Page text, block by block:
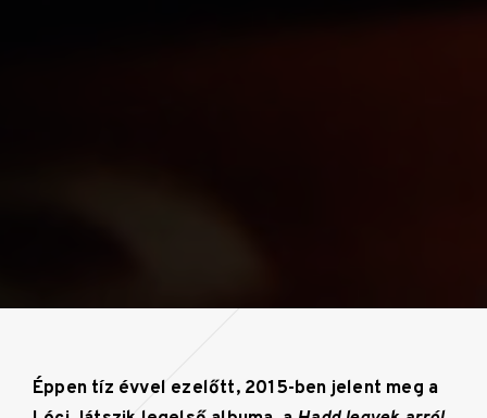
Éppen tíz évvel ezelőtt, 2015-ben jelent meg a